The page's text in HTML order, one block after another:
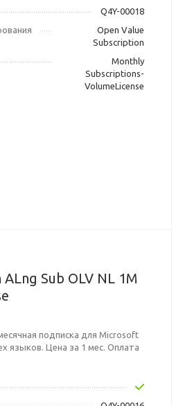
Q4Y-00018
Open Value
Subscription
Monthly
Subscriptions-
VolumeLicense
Sub OLV NL 1M
подписка для Microsoft
языков. Цена за 1 мес. Оплата